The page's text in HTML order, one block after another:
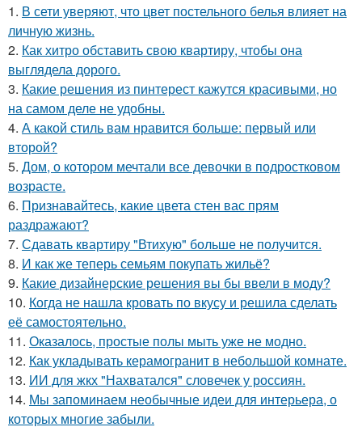
1. В сети уверяют, что цвет постельного белья влияет на
личную жизнь.
2. Как хитро обставить свою квартиру, чтобы она
выглядела дорого.
3. Какие решения из пинтерест кажутся красивыми, но
на самом деле не удобны.
4. А какой стиль вам нравится больше: первый или
второй?
5. Дом, о котором мечтали все девочки в подростковом
возрасте.
6. Признавайтесь, какие цвета стен вас прям
раздражают?
7. Сдавать квартиру "Втихую" больше не получится.
8. И как же теперь семьям покупать жильё?
9. Какие дизайнерские решения вы бы ввели в моду?
10. Когда не нашла кровать по вкусу и решила сделать
её самостоятельно.
11. Оказалось, простые полы мыть уже не модно.
12. Как укладывать керамогранит в небольшой комнате.
13. ИИ для жкх "Нахватался" словечек у россиян.
14. Мы запоминаем необычные идеи для интерьера, о
которых многие забыли.